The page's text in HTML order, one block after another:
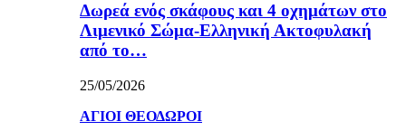
Δωρεά ενός σκάφους και 4 οχημάτων στο
Λιμενικό Σώμα-Ελληνική Ακτοφυλακή
από το…
25/05/2026
ΑΓΙΟΙ ΘΕΟΔΩΡΟΙ